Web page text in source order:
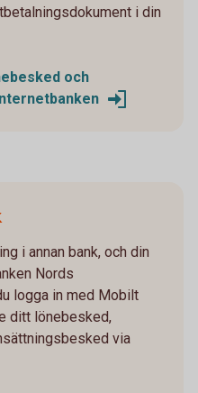
i din
och
i annan bank, och din
Nords
logga in med Mobilt
ditt lönebesked,
via